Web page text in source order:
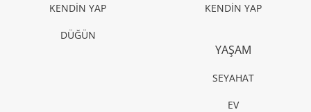
KENDİN YAP
DÜĞÜN
KENDİN YAP
YAŞAM
SEYAHAT
EV